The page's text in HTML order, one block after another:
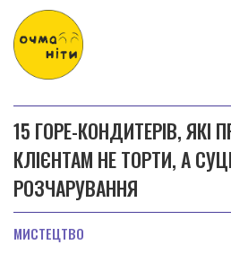
15 ГОРЕ-КОНДИТЕРІВ, ЯКІ
КЛІЄНТАМ НЕ ТОРТИ, А
РОЗЧАРУВАННЯ
МИСТЕЦТВО